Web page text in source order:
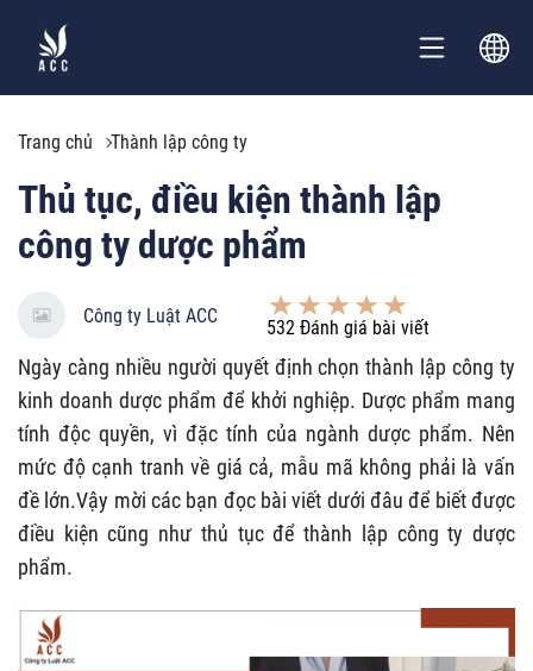
Trang chủ Thành lập công ty
Thủ tục, điều kiện thành lập
công ty dược phẩm
Công ty Luật ACC
532 Đánh giá bài viết
Ngày càng nhiều người quyết định chọn thành lập công ty
kinh doanh dược phẩm để khởi nghiệp. Dược phẩm mang
tính độc quyền, vì đặc tính của ngành dược phẩm. Nên
mức độ cạnh tranh về giá cả, mẫu mã không phải là vấn
đề lớn.Vậy mời các bạn đọc bài viết dưới đâu để biết được
điều kiện cũng như thủ tục để thành lập công ty dược
phẩm.